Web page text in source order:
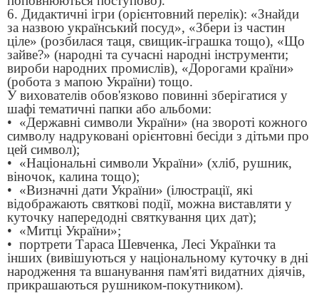
6. Дидактичні ігри (орієнтовний перелік): «Знайди
за назвою український посуд», «Збери із частин
ціле» (розбилася таця, свищик-іграшка тощо), «Що
зайве?» (народні та сучасні народні інструменти;
вироби народних промислів), «Дорогами країни»
(робота з мапою України) тощо.
У вихователів обов'язково повинні зберігатися у
шафі тематичні папки або альбоми:
• «Державні символи України» (на звороті кожного
символу надруковані орієнтовні бесіди з дітьми про
цей символ);
• «Національні символи України» (хліб, рушник,
віночок, калина тощо);
• «Визначні дати України» (ілюстрації, які
відображають святкові події, можна виставляти у
куточку напередодні святкування цих дат);
• «Митці України»;
• портрети Тараса Шевченка, Лесі Українки та
інших (вивішуються у національному куточку в дні
народження та вшанування пам'яті видатних діячів,
прикрашаються рушником-покутником).